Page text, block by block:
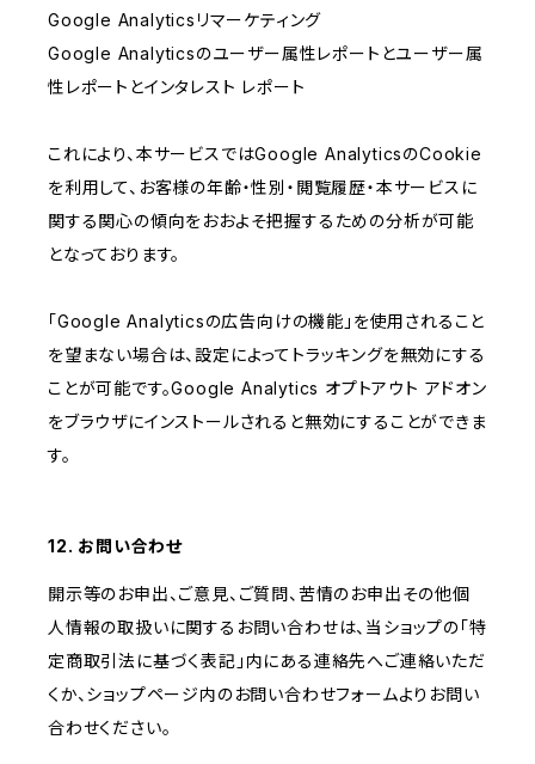
Google Analyticsリマーケティング
Google Analyticsのユーザー属性レポートとユーザー属
性レポートとインタレスト レポート
これにより、本サービスではGoogle AnalyticsのCookie
を利用して、お客様の年齢・性別・閲覧履歴・本サービスに
関する関心の傾向をおおよそ把握するための分析が可能
となっております。
「Google Analyticsの広告向けの機能」を使用されること
を望まない場合は、設定によってトラッキングを無効にする
ことが可能です。Google Analytics オプトアウト アドオン
をブラウザにインストールされると無効にすることができま
す。
12. お問い合わせ
開示等のお申出、ご意見、ご質問、苦情のお申出その他個
人情報の取扱いに関するお問い合わせは、当ショップの「特
定商取引法に基づく表記」内にある連絡先へご連絡いただ
くか、ショップページ内のお問い合わせフォームよりお問い
合わせください。